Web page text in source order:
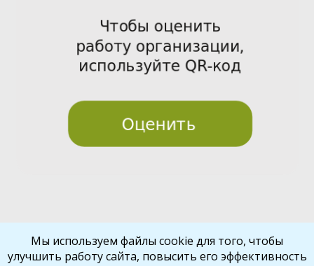
vio
t
Мы используем файлы cookie для того, чтобы
улучшить работу сайта, повысить его эффективность